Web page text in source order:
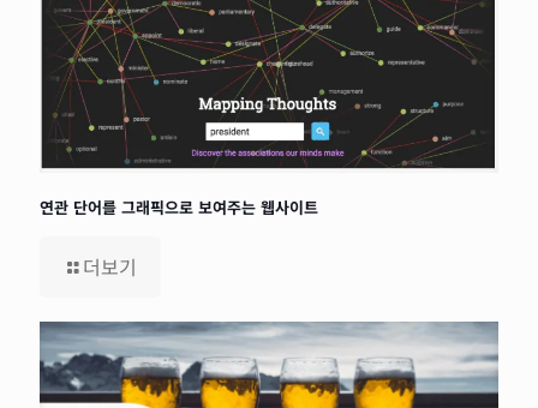
연관 단어를 그래픽으로 보여주는 웹사이트
더보기